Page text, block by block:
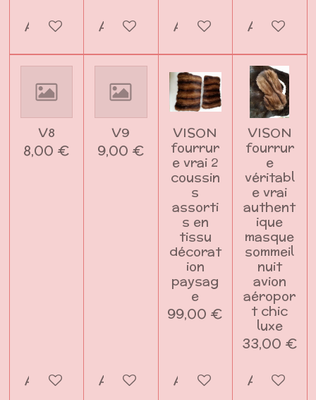
Ajouter au panierAjouter au panierAjouter au panier
Ajouter
V8
8,00 €
Ajouter au panier
V9
9,00 €
Ajouter au panier
VISON
fourrur
e vrai 2
coussin
s
assorti
s en
tissu
décorat
ion
paysag
e
99,00 €
Ajouter au panier
VISON
fourrur
e
véritabl
e vrai
authent
ique
masque
sommeil
nuit
avion
aéropor
t chic
luxe
33,00 €
Ajouter